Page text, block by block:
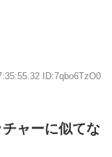
ID:7qbo6TzO0
ャーに似てな